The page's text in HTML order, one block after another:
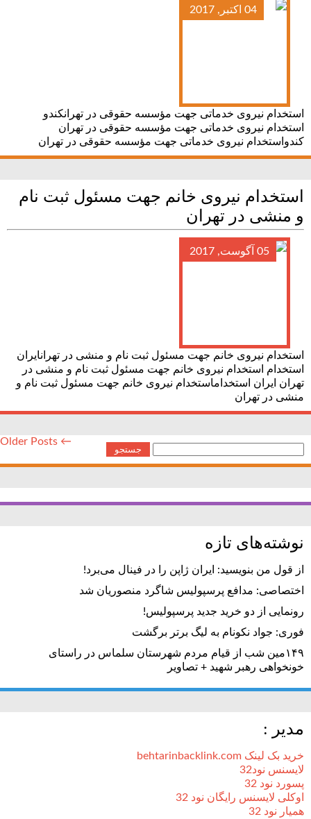
04 اکتبر, 2017
استخدام نیروی خدماتی جهت مؤسسه حقوقی در تهرانکندو
استخدام نیروی خدماتی جهت مؤسسه حقوقی در تهران
کندواستخدام نیروی خدماتی جهت مؤسسه حقوقی در تهران
استخدام نیروی خانم جهت مسئول ثبت نام
و منشی در تهران
05 آگوست, 2017
استخدام نیروی خانم جهت مسئول ثبت نام و منشی در تهرانایران
استخدام استخدام نیروی خانم جهت مسئول ثبت نام و منشی در
تهران ایران استخداماستخدام نیروی خانم جهت مسئول ثبت نام و
منشی در تهران
← Older Posts
برای:
نوشته‌های تازه
از قول من بنویسید: ایران ژاپن را در فینال می‌برد!
اختصاصی: مدافع پرسپولیس شاگرد منصوریان شد
رونمایی از دو خرید جدید پرسپولیس!
فوری: جواد نکونام به لیگ برتر برگشت
۱۴۹مین شب از قیام مردم شهرستان سلماس در راستای
خونخواهی رهبر شهید + تصاویر
مدیر :
خرید بک لینک behtarinbacklink.com
لایسنس نود32
پسورد نود 32
اوکلی لایسنس رایگان نود 32
همیار نود 32